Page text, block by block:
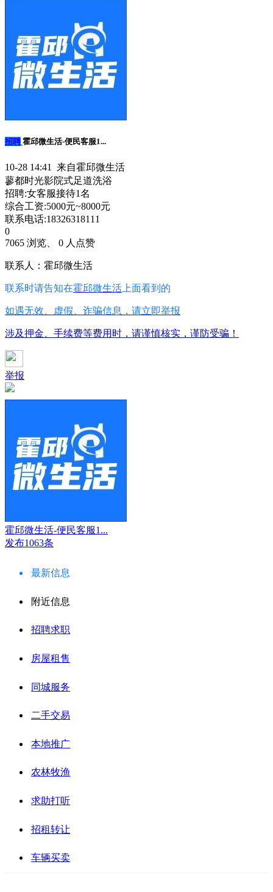
招聘 霍邱微生活-便民客服1...
10-28 14:41 来自霍邱微生活
蓼都时光影院式足道洗浴
招聘:女客服接待1名
综合工资:5000元~8000元
联系电话:18326318111
0
7065 浏览、 0 人点赞
联系人：霍邱微生活
联系时请告知在霍邱微生活 上面看到的
如遇无效、虚假、诈骗信息，请立即举报
涉及押金、手续费等费用时，请谨慎核实，谨防受骗！
举报
霍邱微生活-便民客服1...
发布1063条
最新信息
附近信息
招聘求职
房屋租售
同城服务
二手交易
本地推广
农林牧渔
求助打听
招租转让
车辆买卖